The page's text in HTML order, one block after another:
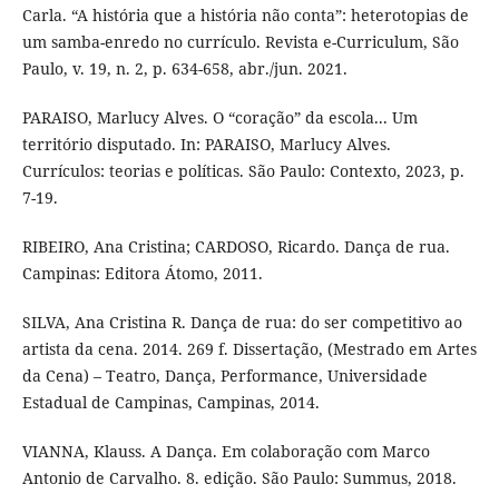
Carla. “A história que a história não conta”: heterotopias de
um samba-enredo no currículo. Revista e-Curriculum, São
Paulo, v. 19, n. 2, p. 634-658, abr./jun. 2021.
PARAISO, Marlucy Alves. O “coração” da escola... Um
território disputado. In: PARAISO, Marlucy Alves.
Currículos: teorias e políticas. São Paulo: Contexto, 2023, p.
7-19.
RIBEIRO, Ana Cristina; CARDOSO, Ricardo. Dança de rua.
Campinas: Editora Átomo, 2011.
SILVA, Ana Cristina R. Dança de rua: do ser competitivo ao
artista da cena. 2014. 269 f. Dissertação, (Mestrado em Artes
da Cena) – Teatro, Dança, Performance, Universidade
Estadual de Campinas, Campinas, 2014.
VIANNA, Klauss. A Dança. Em colaboração com Marco
Antonio de Carvalho. 8. edição. São Paulo: Summus, 2018.